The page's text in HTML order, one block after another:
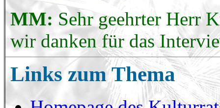
MM: Sehr geehrter Herr
wir danken für das
Links zum Thema